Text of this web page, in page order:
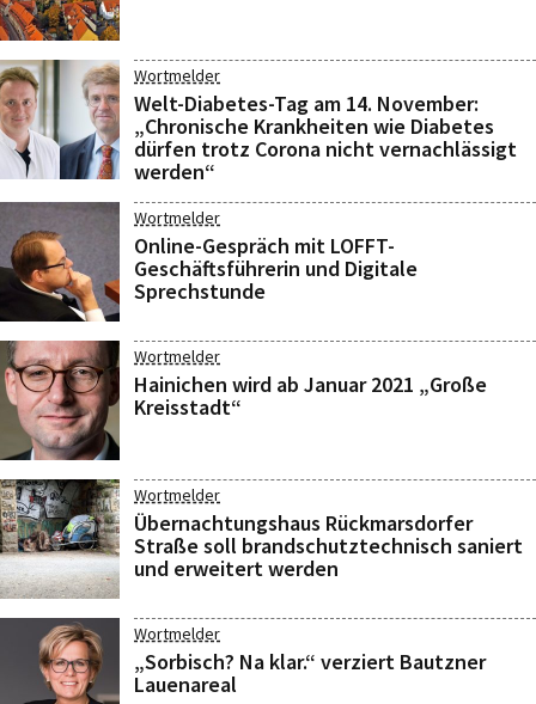
Wortmelder
Welt-Diabetes-Tag am 14. November:
„Chronische Krankheiten wie Diabetes
dürfen trotz Corona nicht vernachlässigt
werden“
Wortmelder
Online-Gespräch mit LOFFT-
Geschäftsführerin und Digitale
Sprechstunde
Wortmelder
Hainichen wird ab Januar 2021 „Große
Kreisstadt“
Wortmelder
Übernachtungshaus Rückmarsdorfer
Straße soll brandschutztechnisch saniert
und erweitert werden
Wortmelder
„Sorbisch? Na klar.“ verziert Bautzner
Lauenareal